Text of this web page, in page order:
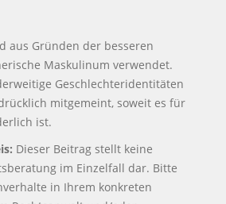
aus Gründen der besseren
Maskulinum verwendet.
Geschlechteridentitäten
mitgemeint, soweit es für
ist.
Dieser Beitrag stellt keine
im Einzelfall dar. Bitte
in Ihrem konkreten